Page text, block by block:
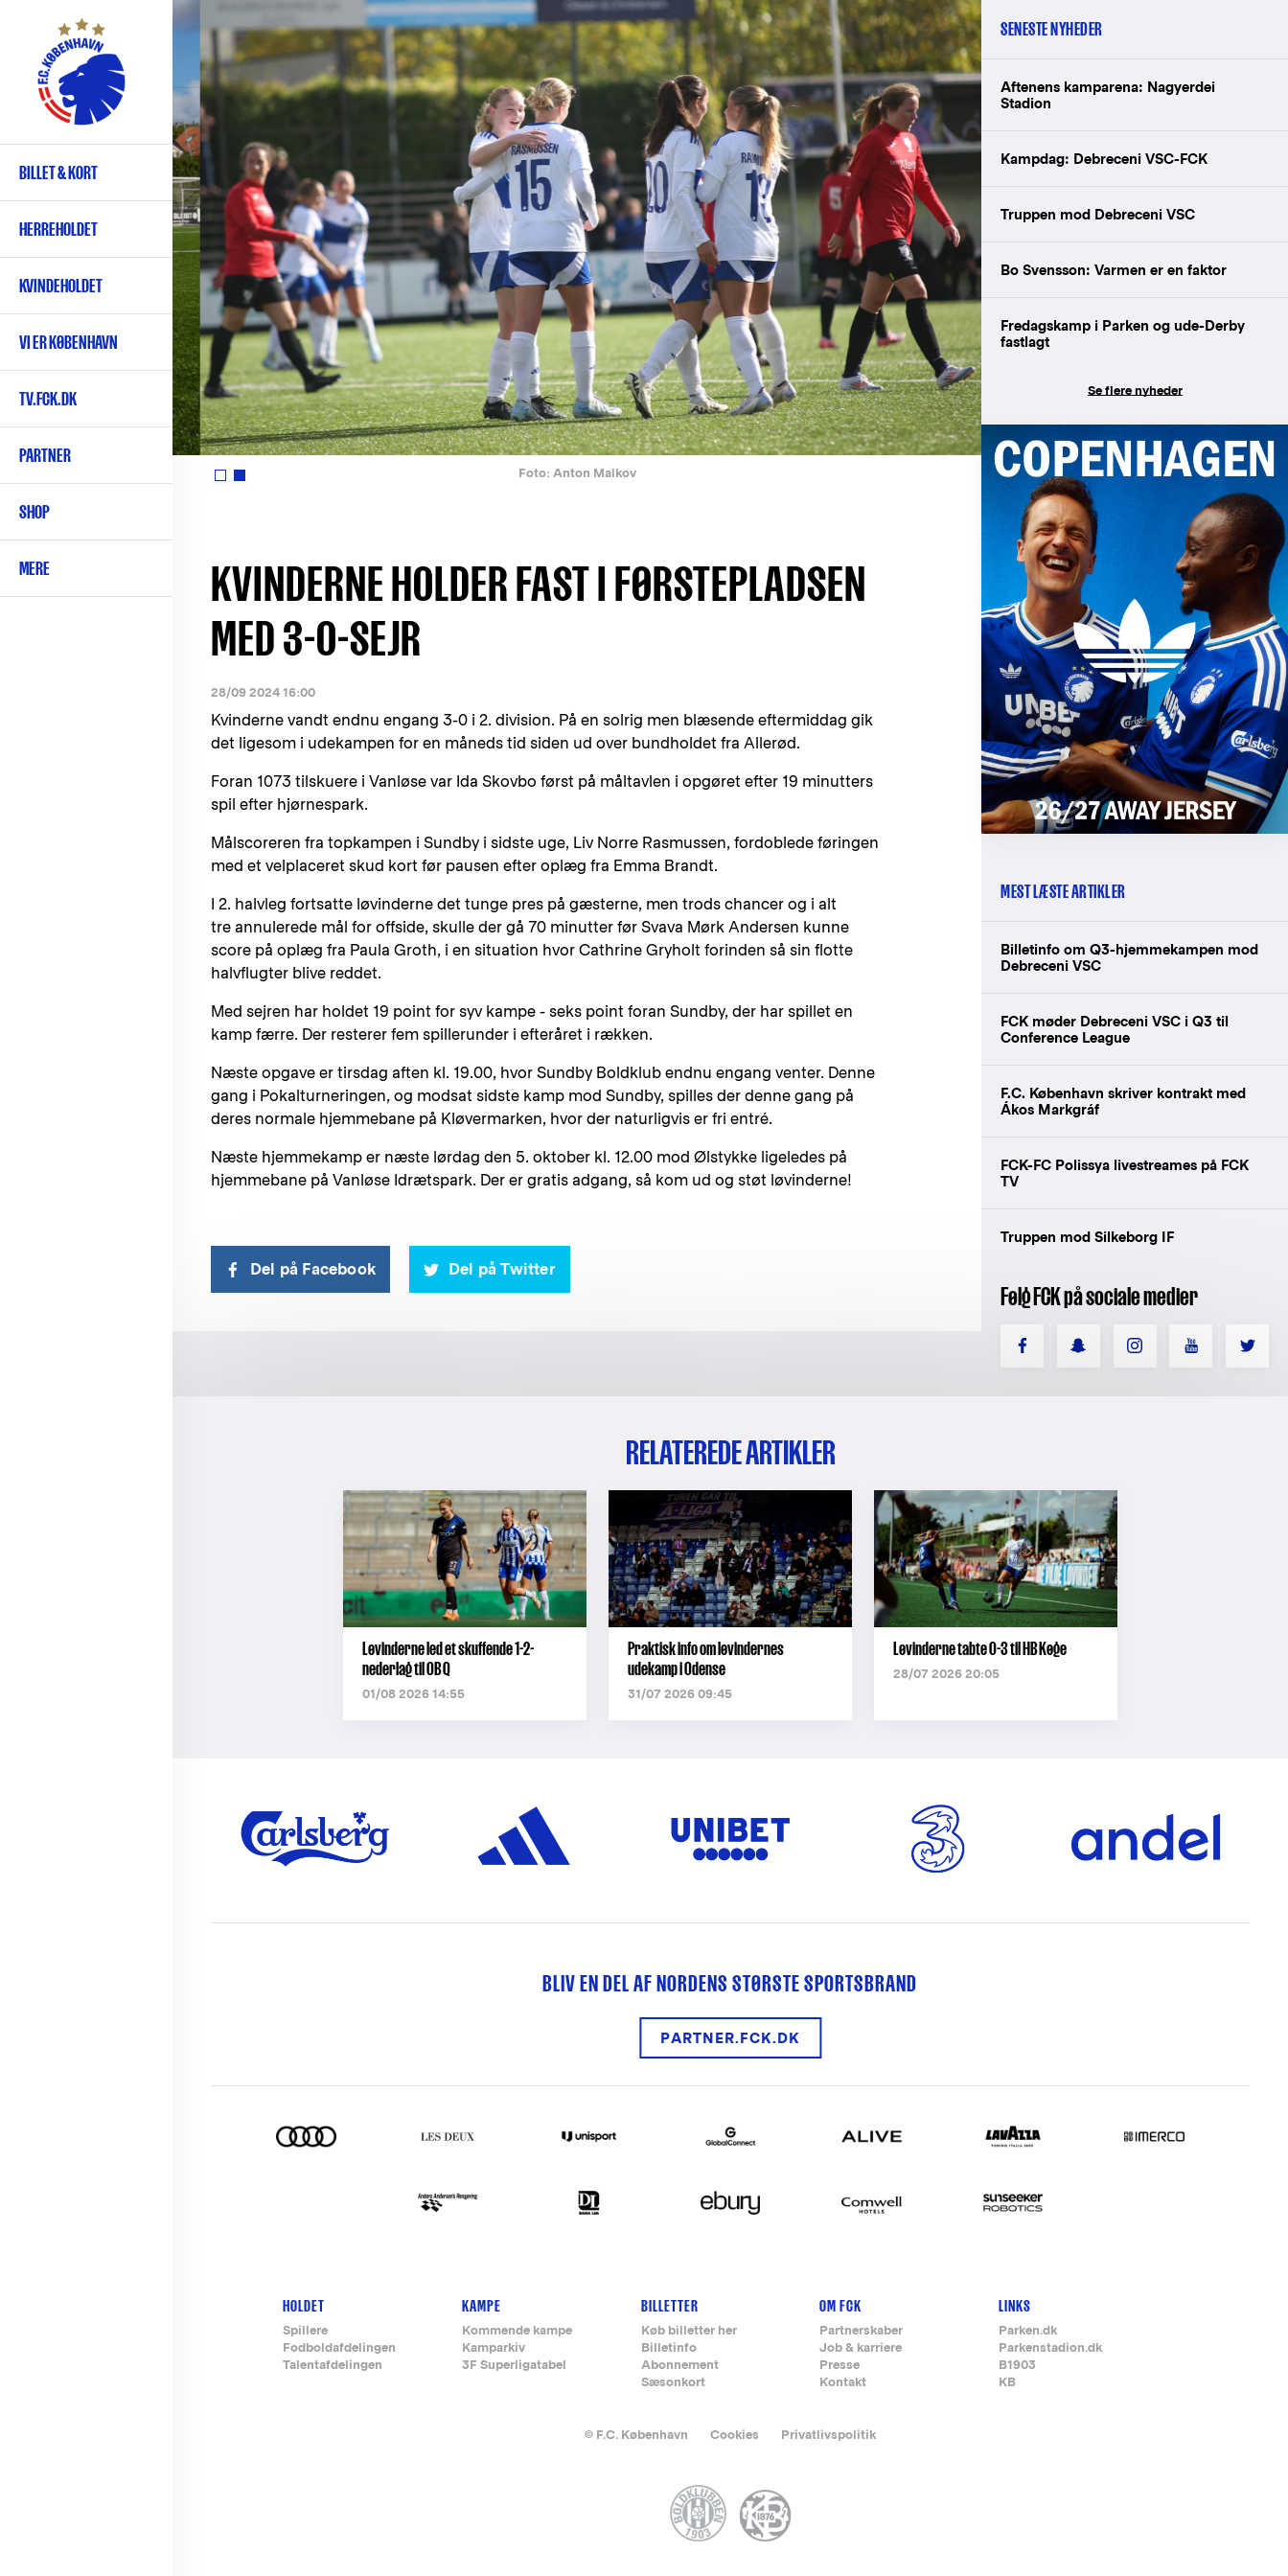
hovedindhold
Primær
navigation
BILLET & KORT
HERREHOLDET
KVINDEHOLDET
VI ER KØBENHAVN
TV.FCK.DK
PARTNER
SHOP
MERE
Foto: Anton Malkov
KVINDERNE HOLDER FAST I FØRSTEPLADSEN
MED 3-0-SEJR
28/09 2024 16:00
Kvinderne vandt endnu engang 3-0 i 2. division. På en solrig men blæsende eftermiddag gik
det ligesom i udekampen for en måneds tid siden ud over bundholdet fra Allerød.
Foran 1073 tilskuere i Vanløse var Ida Skovbo først på måltavlen i opgøret efter 19 minutters
spil efter hjørnespark.
Målscoreren fra topkampen i Sundby i sidste uge, Liv Norre Rasmussen, fordoblede føringen
med et velplaceret skud kort før pausen efter oplæg fra Emma Brandt.
I 2. halvleg fortsatte løvinderne det tunge pres på gæsterne, men trods chancer og i alt
tre annulerede mål for offside, skulle der gå 70 minutter før Svava Mørk Andersen kunne
score på oplæg fra Paula Groth, i en situation hvor Cathrine Gryholt forinden så sin flotte
halvflugter blive reddet.
Med sejren har holdet 19 point for syv kampe - seks point foran Sundby, der har spillet en
kamp færre. Der resterer fem spillerunder i efteråret i rækken.
Næste opgave er tirsdag aften kl. 19.00, hvor Sundby Boldklub endnu engang venter. Denne
gang i Pokalturneringen, og modsat sidste kamp mod Sundby, spilles der denne gang på
deres normale hjemmebane på Kløvermarken, hvor der naturligvis er fri entré.
Næste hjemmekamp er næste lørdag den 5. oktober kl. 12.00 mod Ølstykke ligeledes på
hjemmebane på Vanløse Idrætspark. Der er gratis adgang, så kom ud og støt løvinderne!
Del på Facebook Del på Twitter
SENESTE NYHEDER
Aftenens kamparena: Nagyerdei
Stadion
Kampdag: Debreceni VSC-FCK
Truppen mod Debreceni VSC
Bo Svensson: Varmen er en faktor
Fredagskamp i Parken og ude-Derby
fastlagt
Se flere nyheder
MEST LÆSTE ARTIKLER
Billetinfo om Q3-hjemmekampen mod
Debreceni VSC
FCK møder Debreceni VSC i Q3 til
Conference League
F.C. København skriver kontrakt med
Ákos Markgráf
FCK-FC Polissya livestreames på FCK
TV
Truppen mod Silkeborg IF
Følg FCK på sociale medier
RELATEREDE ARTIKLER
Løvinderne led et skuffende 1-2-
nederlag til OB Q
01/08 2026 14:55
Praktisk info om løvindernes
udekamp i Odense
31/07 2026 09:45
Løvinderne tabte 0-3 til HB Køge
28/07 2026 20:05
BLIV EN DEL AF NORDENS STØRSTE SPORTSBRAND
PARTNER.FCK.DK
Footer-
menu
HOLDET
Spillere
Fodboldafdelingen
Talentafdelingen
KAMPE
Kommende kampe
Kamparkiv
3F Superligatabel
BILLETTER
Køb billetter her
Billetinfo
Abonnement
Sæsonkort
OM FCK
Partnerskaber
Job & karriere
Presse
Kontakt
LINKS
Parken.dk
Parkenstadion.dk
B1903
KB
© F.C. København Cookies Privatlivspolitik